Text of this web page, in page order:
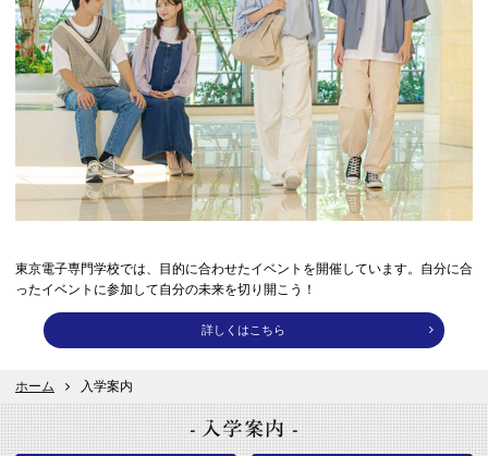
東京電子専門学校では、目的に合わせたイベントを開催しています。自分に合
ったイベントに参加して自分の未来を切り開こう！
詳しくはこちら
ホーム 入学案内